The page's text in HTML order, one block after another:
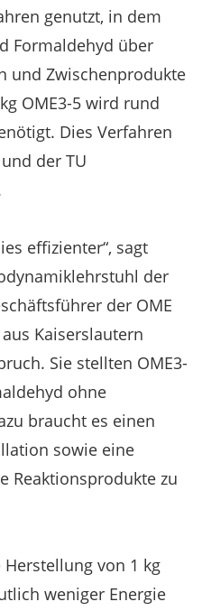
genutzt, in dem
Formaldehyd über
und Zwischenprodukte
OME3-5 wird rund
Dies Verfahren
der TU
effizienter“, sagt
der
der OME
Kaiserslautern
Sie stellten OME3-
ohne
braucht es einen
sowie eine
Reaktionsprodukte zu
von 1 kg
weniger Energie